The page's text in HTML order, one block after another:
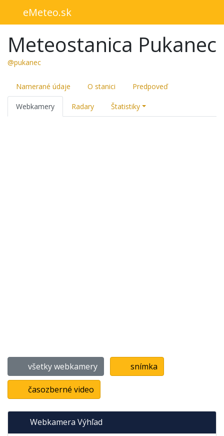
eMeteo.sk
Meteostanica Pukanec
@pukanec
Namerané údaje O stanici Predpoveď
Webkamery Radary Štatistiky
všetky webkamery snímka
časozberné video
Webkamera Výhľad